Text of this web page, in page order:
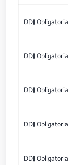
DDJJ Obligatoria
DDJJ Obligatoria
DDJJ Obligatoria
DDJJ Obligatoria
DDJJ Obligatoria